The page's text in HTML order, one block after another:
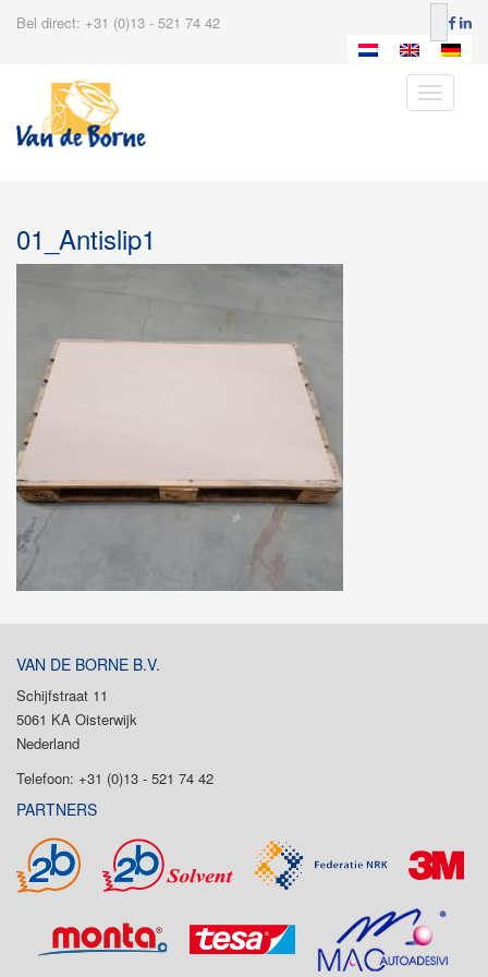
Bel direct: +31 (0)13 - 521 74 42
Toggle
01_Antislip1
VAN DE BORNE B.V.
Schijfstraat 11
5061 KA Oisterwijk
Nederland
Telefoon: +31 (0)13 - 521 74 42
PARTNERS